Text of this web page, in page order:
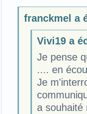
franckmel a
Vivi19 a
Je pense
.... en
Je
a souhaité